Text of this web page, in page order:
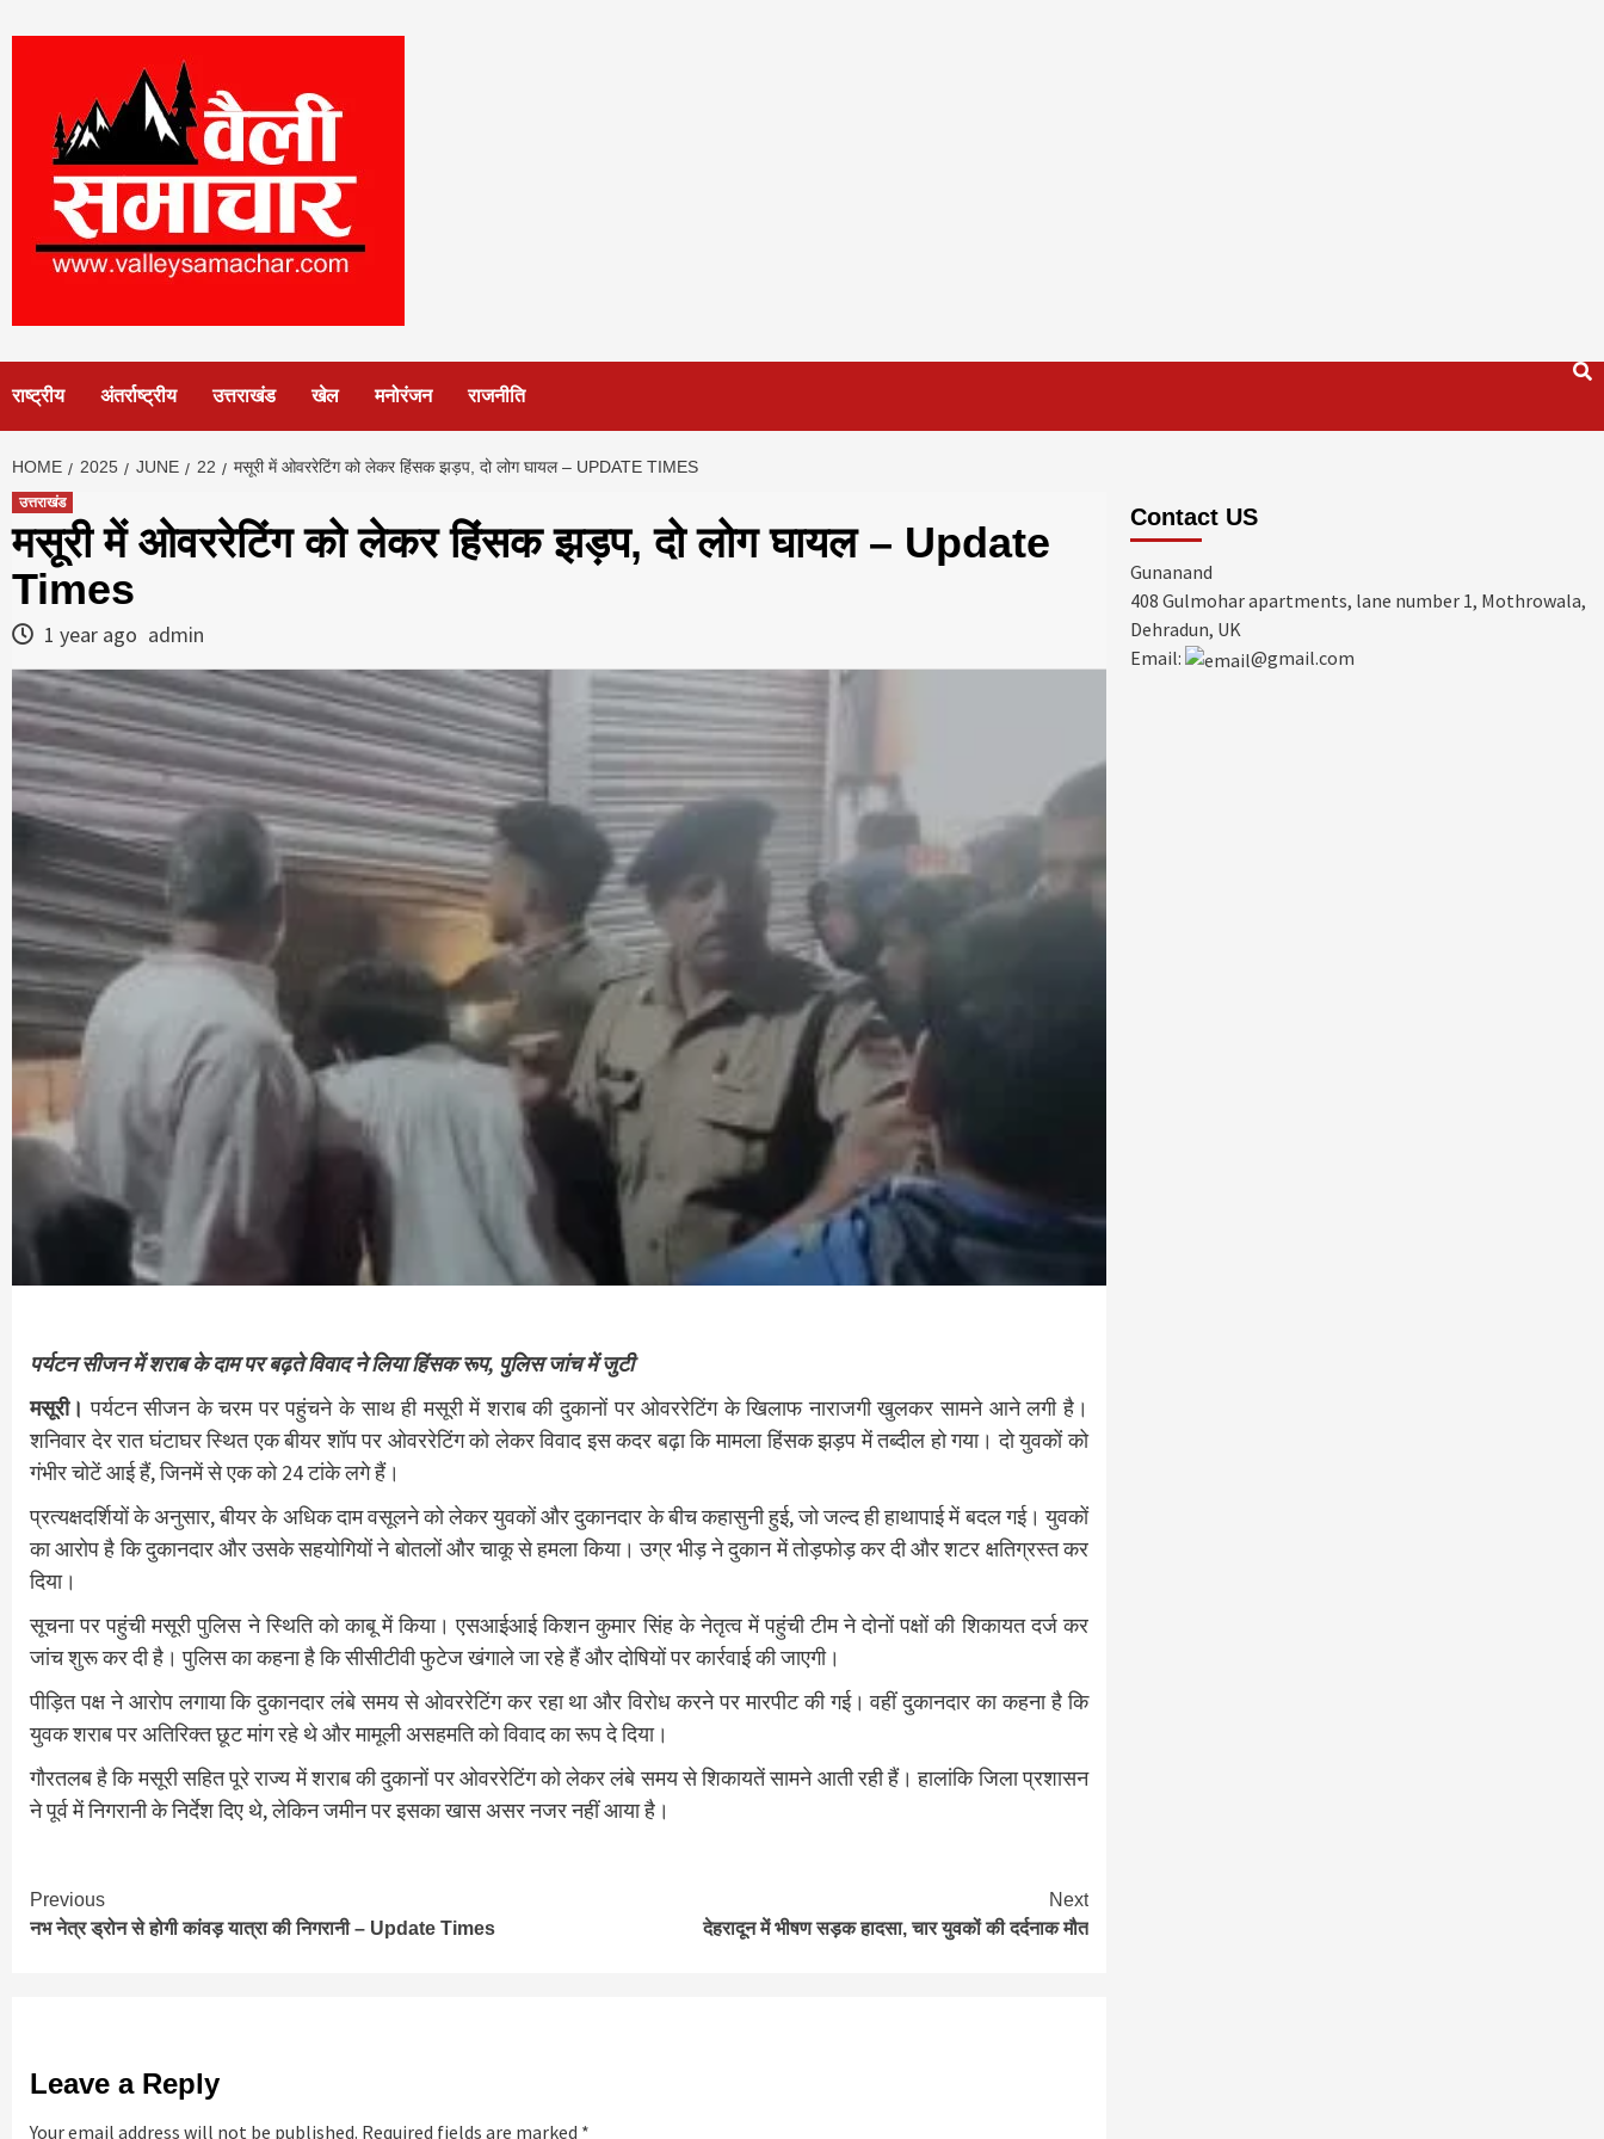
to
राष्ट्रीय अंतर्राष्ट्रीय उत्तराखंड खेल मनोरंजन राजनीति
HOME 2025 JUNE 22 मसूरी में ओवररेटिंग को लेकर हिंसक झड़प, दो लोग घायल – UPDATE TIMES
उत्तराखंड
मसूरी में ओवररेटिंग को लेकर हिंसक झड़प, दो लोग घायल – Update
Times
1 year ago admin
पर्यटन सीजन में शराब के दाम पर बढ़ते विवाद ने लिया हिंसक रूप, पुलिस जांच में जुटी
मसूरी। पर्यटन सीजन के चरम पर पहुंचने के साथ ही मसूरी में शराब की दुकानों पर ओवररेटिंग के खिलाफ नाराजगी खुलकर सामने आने लगी है।
शनिवार देर रात घंटाघर स्थित एक बीयर शॉप पर ओवररेटिंग को लेकर विवाद इस कदर बढ़ा कि मामला हिंसक झड़प में तब्दील हो गया। दो युवकों को
गंभीर चोटें आई हैं, जिनमें से एक को 24 टांके लगे हैं।
प्रत्यक्षदर्शियों के अनुसार, बीयर के अधिक दाम वसूलने को लेकर युवकों और दुकानदार के बीच कहासुनी हुई, जो जल्द ही हाथापाई में बदल गई। युवकों
का आरोप है कि दुकानदार और उसके सहयोगियों ने बोतलों और चाकू से हमला किया। उग्र भीड़ ने दुकान में तोड़फोड़ कर दी और शटर क्षतिग्रस्त कर
दिया।
सूचना पर पहुंची मसूरी पुलिस ने स्थिति को काबू में किया। एसआईआई किशन कुमार सिंह के नेतृत्व में पहुंची टीम ने दोनों पक्षों की शिकायत दर्ज कर
जांच शुरू कर दी है। पुलिस का कहना है कि सीसीटीवी फुटेज खंगाले जा रहे हैं और दोषियों पर कार्रवाई की जाएगी।
पीड़ित पक्ष ने आरोप लगाया कि दुकानदार लंबे समय से ओवररेटिंग कर रहा था और विरोध करने पर मारपीट की गई। वहीं दुकानदार का कहना है कि
युवक शराब पर अतिरिक्त छूट मांग रहे थे और मामूली असहमति को विवाद का रूप दे दिया।
गौरतलब है कि मसूरी सहित पूरे राज्य में शराब की दुकानों पर ओवररेटिंग को लेकर लंबे समय से शिकायतें सामने आती रही हैं। हालांकि जिला प्रशासन
ने पूर्व में निगरानी के निर्देश दिए थे, लेकिन जमीन पर इसका खास असर नजर नहीं आया है।
Continue
Reading
Previous
नभ नेत्र ड्रोन से होगी कांवड़ यात्रा की निगरानी – Update Times
Next
देहरादून में भीषण सड़क हादसा, चार युवकों की दर्दनाक मौत
Leave a Reply
Your email address will not be published. Required fields are marked *
Contact US
Gunanand
408 Gulmohar apartments, lane number 1, Mothrowala,
Dehradun, UK
Email:
@gmail.com